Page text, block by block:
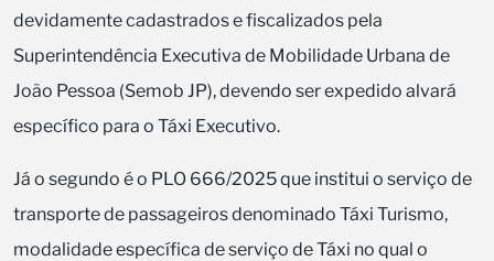
devidamente cadastrados e fiscalizados pela
Superintendência Executiva de Mobilidade Urbana de
João Pessoa (Semob JP), devendo ser expedido alvará
específico para o Táxi Executivo.
Já o segundo é o PLO 666/2025 que institui o serviço de
transporte de passageiros denominado Táxi Turismo,
modalidade específica de serviço de Táxi no qual o